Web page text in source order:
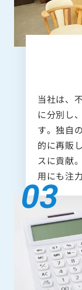
当社は、
に分別し
す。独自
的に再販
スに貢献
用にも注